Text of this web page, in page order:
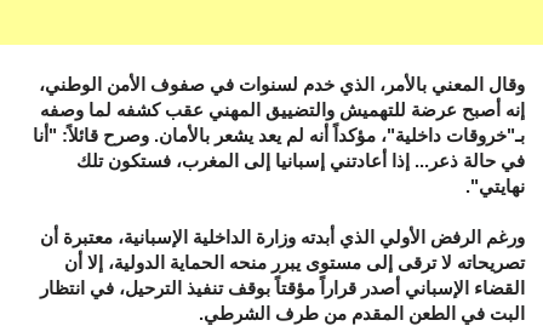
وقال المعني بالأمر، الذي خدم لسنوات في صفوف الأمن الوطني،
إنه أصبح عرضة للتهميش والتضييق المهني عقب كشفه لما وصفه
بـ"خروقات داخلية"، مؤكداً أنه لم يعد يشعر بالأمان. وصرح قائلاً: "أنا
في حالة ذعر... إذا أعادتني إسبانيا إلى المغرب، فستكون تلك
نهايتي".
ورغم الرفض الأولي الذي أبدته وزارة الداخلية الإسبانية، معتبرة أن
تصريحاته لا ترقى إلى مستوى يبرر منحه الحماية الدولية، إلا أن
القضاء الإسباني أصدر قراراً مؤقتاً بوقف تنفيذ الترحيل، في انتظار
البت في الطعن المقدم من طرف الشرطي.